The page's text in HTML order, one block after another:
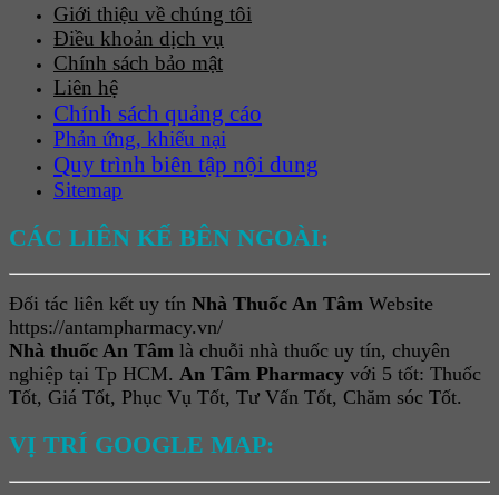
Giới thiệu về chúng tôi
Điều khoản dịch vụ
Chính sách bảo mật
Liên hệ
Chính sách quảng cáo
Phản ứng, khiếu nại
Quy trình biên tập nội dung
Sitemap
CÁC LIÊN KẾ BÊN NGOÀI:
Đối tác liên kết uy tín Nhà Thuốc An Tâm Website
https://antampharmacy.vn/
Nhà thuốc An Tâm là chuỗi nhà thuốc uy tín, chuyên
nghiệp tại Tp HCM. An Tâm Pharmacy với 5 tốt: Thuốc
Tốt, Giá Tốt, Phục Vụ Tốt, Tư Vấn Tốt, Chăm sóc Tốt.
VỊ TRÍ GOOGLE MAP: